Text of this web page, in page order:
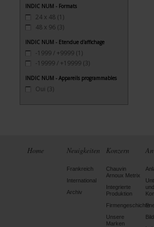
INDIC NUM - Formats
24 x 48 (1)
48 x 96 (3)
INDIC NUM - Etendue d'affichage
-1999 / +9999 (1)
-19999 / +19999 (3)
INDIC NUM - Appareils programmables
Oui (3)
Home Neuigkeiten
Frankreich
International
Archiv
Konzern
Chauvin
Arnoux Metrix
Integrierte
Produktion
Firmengeschichte
Unsere
Marken
und